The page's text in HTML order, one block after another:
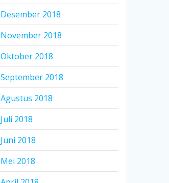
Desember 2018
November 2018
Oktober 2018
September 2018
Agustus 2018
Juli 2018
Juni 2018
Mei 2018